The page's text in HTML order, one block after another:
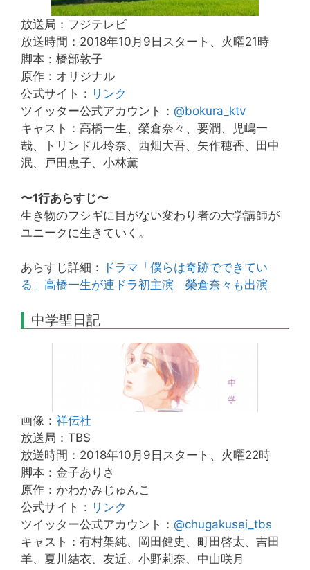
放送局：フジテレビ
放送時間：2018年10月9日スタート、火曜21時
脚本：橋部敦子
原作：オリジナル
公式サイト： リンク
ツイッター公式アカウント： @bokura_ktv
キャスト：高橋一生、榮倉奈々、要潤、児嶋一
哉、トリンドル玲奈、西畑大吾、矢作穂香、田中
泯、戸田恵子、小林薫
〜1行あらすじ〜
生き物のフシギに目がない変わり者の大学講師が
ユニークに生きていく。
あらすじ詳細：
ドラマ「僕らは奇跡でできてい
る」高橋一生が連ドラ初主演 榮倉奈々も出演
中学聖日記
画像： 祥伝社
放送局：TBS
放送時間：2018年10月9日スタート、火曜22時
脚本：金子ありさ
原作：かわかみじゅんこ
公式サイト： リンク
ツイッター公式アカウント： @chugakusei_tbs
キャスト：有村架純、岡田健史、町田啓太、吉田
羊、夏川結衣、友近、小野莉奈、中山咲月